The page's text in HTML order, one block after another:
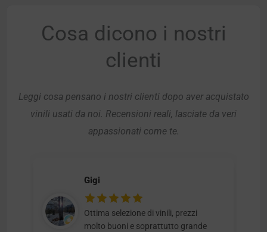
Cosa dicono i nostri
clienti
Leggi cosa pensano i nostri clienti dopo aver acquistato
vinili usati da noi. Recensioni reali, lasciate da veri
appassionati come te.
Gigi
Ottima selezione di vinili, prezzi
molto buoni e soprattutto grande